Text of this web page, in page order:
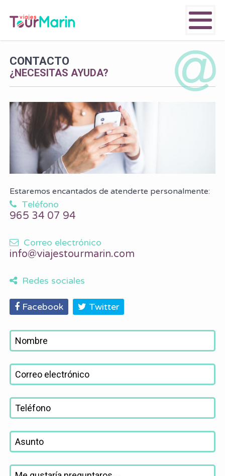
CONTACTO
¿NECESITAS AYUDA?
Estaremos encantados de atenderte personalmente:
Teléfono
965 34 07 94
Correo electrónico
info@viajestourmarin.com
Redes sociales
Facebook Twitter